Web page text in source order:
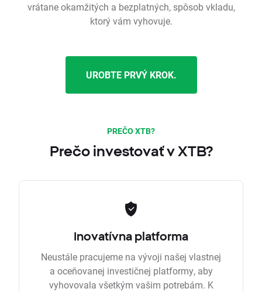
vrátane okamžitých a bezplatných, spôsob vkladu,
ktorý vám vyhovuje.
UROBTE PRVÝ KROK.
PREČO XTB?
Prečo investovať v XTB?
Inovatívna platforma
Neustále pracujeme na vývoji našej vlastnej
a oceňovanej investičnej platformy, aby
vyhovovala všetkým vašim potrebám. K